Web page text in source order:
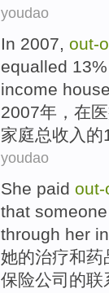
youdao
In 2007, out-
equalled 13%
income
2007年， 在
家庭总收入 的
youdao
She paid out-
that someone
through her
她的治疗和药
保险公司 的联